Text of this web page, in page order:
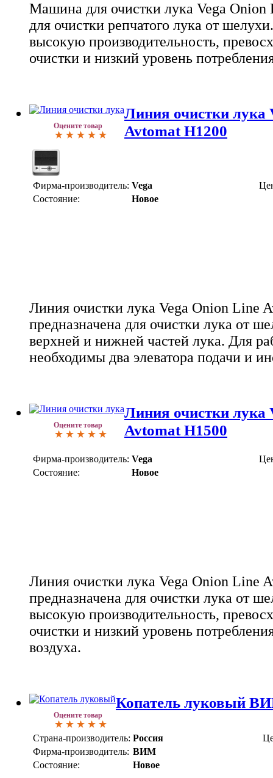
Машина для очистки лука Vega Onion
для очистки репчатого лука от
высокую производительность,
очистки и низкий уровень
Оцените товар
Линия очистки лука
Avtomat Н1200
Фирма-производитель: Vega
Состояние:
Новое
Линия очистки лука Vega Onion Line
предназначена для очистки лука от
верхней и нижней частей лука. Для
необходимы два элеватора подачи и
Оцените товар
Линия очистки лука
Avtomat Н1500
Фирма-производитель: Vega
Состояние:
Новое
Линия очистки лука Vega Onion Line
предназначена для очистки лука от
высокую производительность,
очистки и низкий уровень
воздуха.
Оцените товар
Копатель луковый
Страна-производитель: Россия
Фирма-производитель: ВИМ
Состояние:
Новое